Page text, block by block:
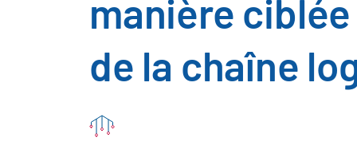
manière
de la chaîne